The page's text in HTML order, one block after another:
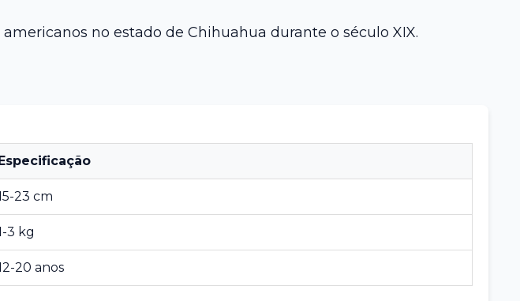
no estado de Chihuahua durante o século XIX.
23 cm
3 kg
20 anos